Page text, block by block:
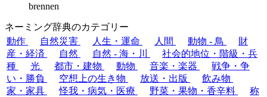
brennen
ネーミング辞典のカテゴリー
動作
自然災害 人生・運命 人間 動物 - 鳥
財
産・経済
自然 自然 - 海・川
社会的地位・階級・兵
種
光 都市・建物 動物 音楽・楽器
戦争・争
い・勝負
空想上の生き物 放送・出版
飲み物
家・家具
怪我・病気・医療 野菜・果物・香辛料
称